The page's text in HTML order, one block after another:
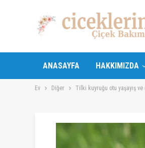
ANASAYFA HAKKIMIZDA
Ev Diğer Tilki kuyruğu otu yaşayış